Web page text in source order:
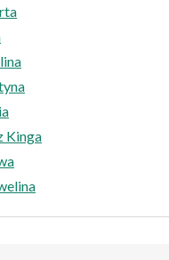
Kinga